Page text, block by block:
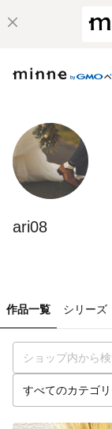
ari08
作品一覧 シリーズ